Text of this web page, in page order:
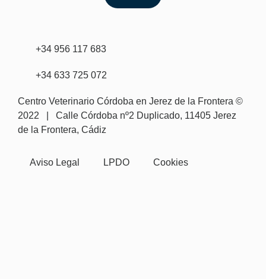
+34 956 117 683
+34 633 725 072
Centro Veterinario Córdoba en Jerez de la Frontera ©
2022 | Calle Córdoba nº2 Duplicado, 11405 Jerez
de la Frontera, Cádiz
Aviso Legal LPDO Cookies